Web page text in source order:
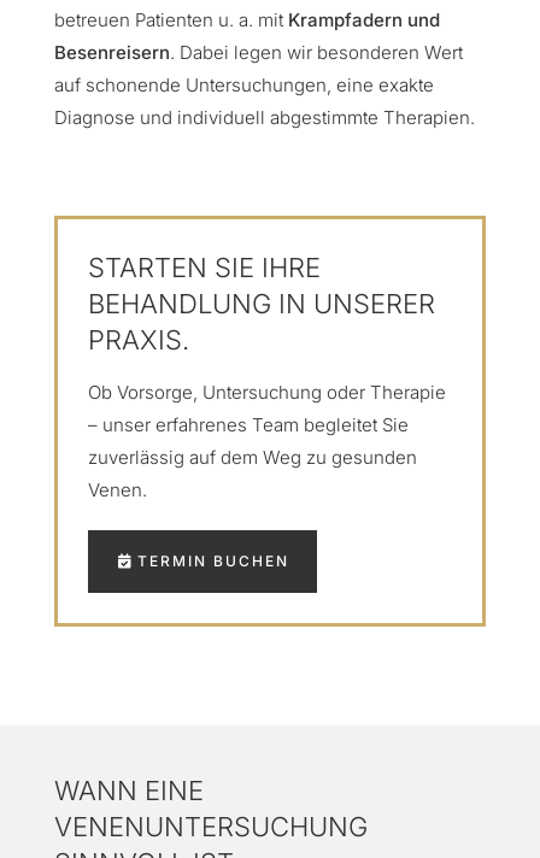
betreuen Patienten u. a. mit Krampfadern und
Besenreisern. Dabei legen wir besonderen Wert
auf schonende Untersuchungen, eine exakte
Diagnose und individuell abgestimmte Therapien.
STARTEN SIE IHRE
BEHANDLUNG IN UNSERER
PRAXIS.
Ob Vorsorge, Untersuchung oder Therapie
– unser erfahrenes Team begleitet Sie
zuverlässig auf dem Weg zu gesunden
Venen.
TERMIN BUCHEN
WANN EINE
VENENUNTERSUCHUNG